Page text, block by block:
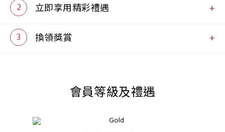
店覆蓋 100國家。
2 立即享用精彩禮遇
精緻餐飲及精心策劃的特色體驗活動。
3 換領獎賞
會員等級及禮遇